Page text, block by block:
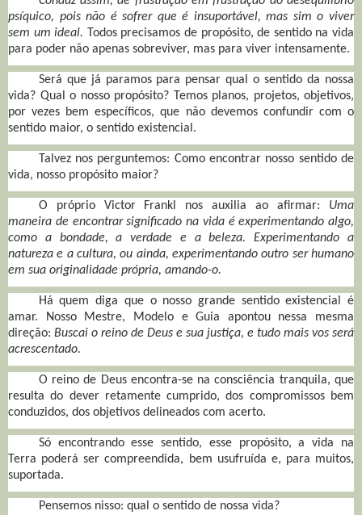
psíquico, pois não é sofrer que é insuportável, mas sim o viver
sem um ideal.
Todos precisamos de propósito, de sentido na vida
para poder não apenas sobreviver, mas para viver intensamente.
Será que já paramos para pensar qual o sentido da nossa
vida? Qual o nosso propósito? Temos planos, projetos, objetivos,
por vezes bem específicos, que não devemos confundir com o
sentido maior, o sentido existencial.
Talvez nos perguntemos: Como encontrar nosso sentido de
vida, nosso propósito maior?
O próprio Victor Frankl nos auxilia ao afirmar: Uma
maneira de encontrar significado na vida é experimentando algo,
como a bondade, a verdade e a beleza. Experimentando a
natureza e a cultura, ou ainda, experimentando outro ser humano
em sua originalidade própria, amando-o.
Há quem diga que o nosso grande sentido existencial é
amar. Nosso Mestre, Modelo e Guia apontou nessa mesma
direção: Buscai o reino de Deus e sua justiça, e tudo mais vos será
acrescentado.
O reino de Deus encontra-se na consciência tranquila, que
resulta do dever retamente cumprido, dos compromissos bem
conduzidos, dos objetivos delineados com acerto.
Só encontrando esse sentido, esse propósito, a vida na
Terra poderá ser compreendida, bem usufruída e, para muitos,
suportada.
Pensemos nisso: qual o sentido de nossa vida?